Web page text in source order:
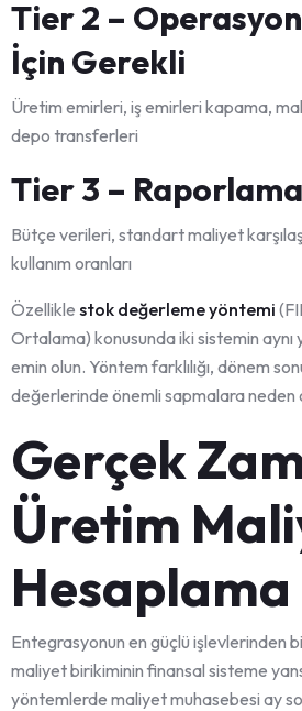
Tier 2 –
İçin Gerekli
Üretim emirleri, iş emirleri kapama,
depo transferleri
Tier 3 –
Bütçe verileri, standart maliyet
kullanım oranları
Özellikle stok değerleme yöntemi
Ortalama) konusunda iki sistemin aynı
emin olun. Yöntem farklılığı, dönem
değerlerinde önemli sapmalara neden
Gerçek
Üretim
Hesaplama
Entegrasyonun en güçlü işlevlerinden
maliyet birikiminin finansal sisteme
yöntemlerde maliyet muhasebesi ay